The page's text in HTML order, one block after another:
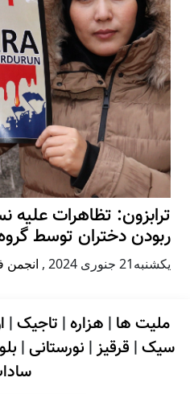
ترابزون: تظاهرات
ربودن دختران توسط
يكشنبه21 جنوری 2024 , انجمن
ملیت ها | هزاره| تاجیک|
سیک| قرقیز| نورستانی|